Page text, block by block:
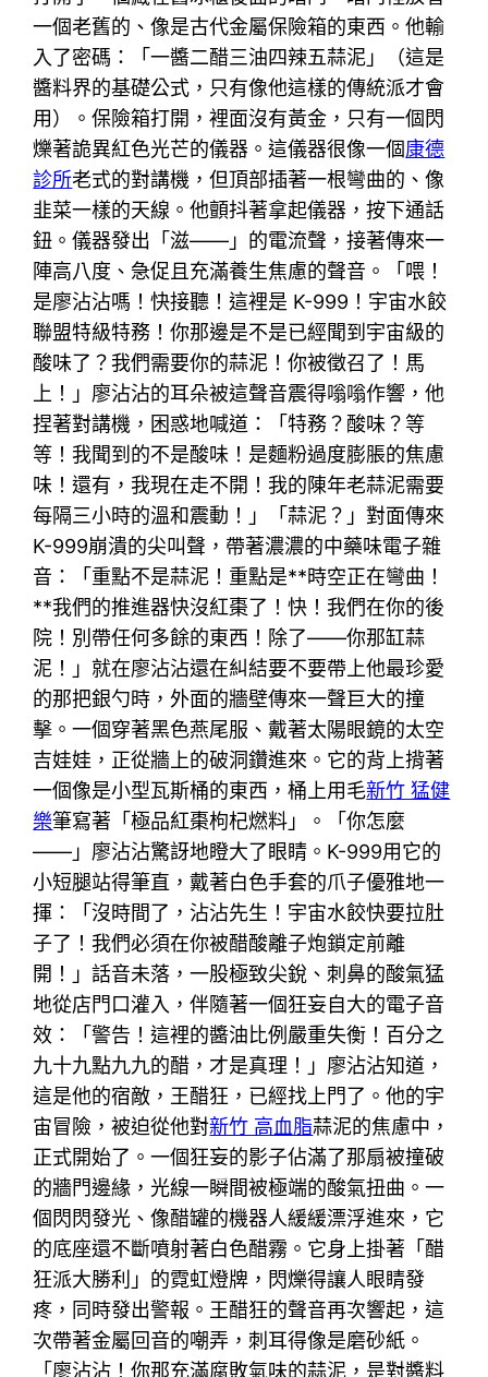
一個老舊的、像是古代金屬保險箱的東西。他輸
入了密碼：「一醬二醋三油四辣五蒜泥」（這是
醬料界的基礎公式，只有像他這樣的傳統派才會
用）。保險箱打開，裡面沒有黃金，只有一個閃
爍著詭異紅色光芒的儀器。這儀器很像一個康德
診所老式的對講機，但頂部插著一根彎曲的、像
韭菜一樣的天線。他顫抖著拿起儀器，按下通話
鈕。儀器發出「滋——」的電流聲，接著傳來一
陣高八度、急促且充滿養生焦慮的聲音。「喂！
是廖沾沾嗎！快接聽！這裡是 K-999！宇宙水餃
聯盟特級特務！你那邊是不是已經聞到宇宙級的
酸味了？我們需要你的蒜泥！你被徵召了！馬
上！」廖沾沾的耳朵被這聲音震得嗡嗡作響，他
捏著對講機，困惑地喊道：「特務？酸味？等
等！我聞到的不是酸味！是麵粉過度膨脹的焦慮
味！還有，我現在走不開！我的陳年老蒜泥需要
每隔三小時的溫和震動！」「蒜泥？」對面傳來
K-999崩潰的尖叫聲，帶著濃濃的中藥味電子雜
音：「重點不是蒜泥！重點是**時空正在彎曲！
**我們的推進器快沒紅棗了！快！我們在你的後
院！別帶任何多餘的東西！除了——你那缸蒜
泥！」就在廖沾沾還在糾結要不要帶上他最珍愛
的那把銀勺時，外面的牆壁傳來一聲巨大的撞
擊。一個穿著黑色燕尾服、戴著太陽眼鏡的太空
吉娃娃，正從牆上的破洞鑽進來。它的背上揹著
一個像是小型瓦斯桶的東西，桶上用毛新竹 猛健
樂筆寫著「極品紅棗枸杞燃料」。「你怎麼
——」廖沾沾驚訝地瞪大了眼睛。K-999用它的
小短腿站得筆直，戴著白色手套的爪子優雅地一
揮：「沒時間了，沾沾先生！宇宙水餃快要拉肚
子了！我們必須在你被醋酸離子炮鎖定前離
開！」話音未落，一股極致尖銳、刺鼻的酸氣猛
地從店門口灌入，伴隨著一個狂妄自大的電子音
效：「警告！這裡的醬油比例嚴重失衡！百分之
九十九點九九的醋，才是真理！」廖沾沾知道，
這是他的宿敵，王醋狂，已經找上門了。他的宇
宙冒險，被迫從他對新竹 高血脂蒜泥的焦慮中，
正式開始了。一個狂妄的影子佔滿了那扇被撞破
的牆門邊緣，光線一瞬間被極端的酸氣扭曲。一
個閃閃發光、像醋罐的機器人緩緩漂浮進來，它
的底座還不斷噴射著白色醋霧。它身上掛著「醋
狂派大勝利」的霓虹燈牌，閃爍得讓人眼睛發
疼，同時發出警報。王醋狂的聲音再次響起，這
次帶著金屬回音的嘲弄，刺耳得像是磨砂紙。
「廖沾沾！你那充滿腐敗氣味的蒜泥，是對醬料